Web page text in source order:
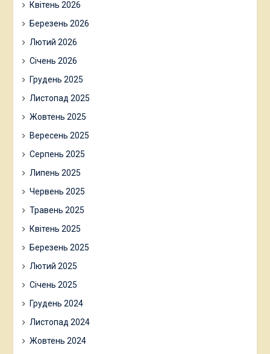
Квітень 2026
Березень 2026
Лютий 2026
Січень 2026
Грудень 2025
Листопад 2025
Жовтень 2025
Вересень 2025
Серпень 2025
Липень 2025
Червень 2025
Травень 2025
Квітень 2025
Березень 2025
Лютий 2025
Січень 2025
Грудень 2024
Листопад 2024
Жовтень 2024